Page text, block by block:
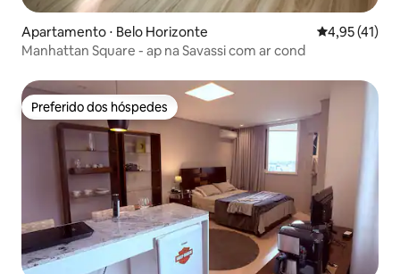
Apartamento ⋅ Belo Horizonte 4,95 de uma
4,95 (41)
Manhattan Square - ap na Savassi com ar cond
Preferido dos hóspedes
Preferido dos hóspedes